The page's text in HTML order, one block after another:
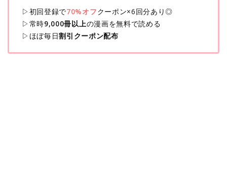
▷初回登録で70%オフクーポン×6回分あり◎
▷常時9,000冊以上の漫画を無料で読める
▷ほぼ毎日割引クーポン配布